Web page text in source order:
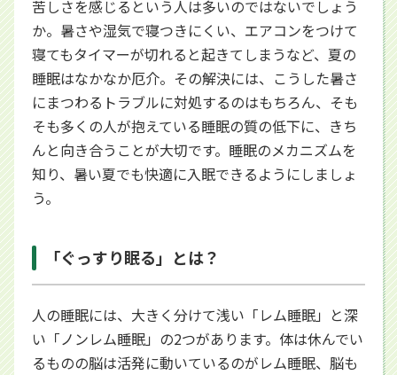
苦しさを感じるという人は多いのではないでしょう
か。暑さや湿気で寝つきにくい、エアコンをつけて
寝てもタイマーが切れると起きてしまうなど、夏の
睡眠はなかなか厄介。その解決には、こうした暑さ
にまつわるトラブルに対処するのはもちろん、そも
そも多くの人が抱えている睡眠の質の低下に、きち
んと向き合うことが大切です。睡眠のメカニズムを
知り、暑い夏でも快適に入眠できるようにしましょ
う。
「ぐっすり眠る」とは？
人の睡眠には、大きく分けて浅い「レム睡眠」と深
い「ノンレム睡眠」の2つがあります。体は休んでい
るものの脳は活発に動いているのがレム睡眠、脳も